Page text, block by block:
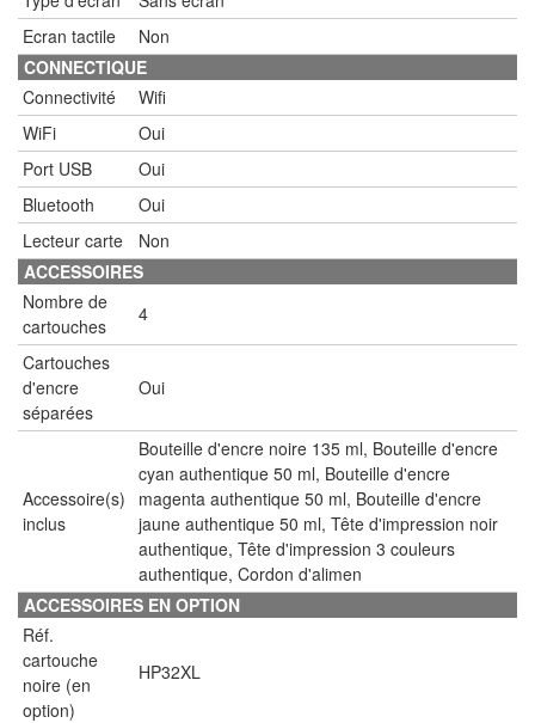
Ecran tactile
Non
CONNECTIQUE
Connectivité
Wifi
WiFi
Oui
Port USB
Oui
Bluetooth
Oui
Lecteur carte
Non
ACCESSOIRES
Nombre de
cartouches
4
Cartouches
d'encre
séparées
Oui
Accessoire(s)
inclus
Bouteille d'encre noire 135 ml, Bouteille d'encre
cyan authentique 50 ml, Bouteille d'encre
magenta authentique 50 ml, Bouteille d'encre
jaune authentique 50 ml, Tête d'impression noir
authentique, Tête d'impression 3 couleurs
authentique, Cordon d'alimen
ACCESSOIRES EN OPTION
Réf.
cartouche
noire (en
option)
HP32XL